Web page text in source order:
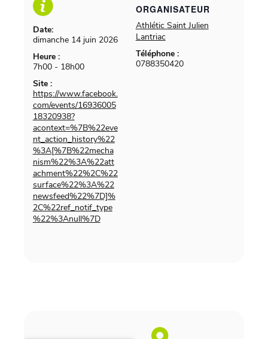
Date:
dimanche 14 juin 2026
Heure :
7h00 - 18h00
Site :
https://www.facebook.
com/events/16936005
18320938?
acontext=%7B%22eve
nt_action_history%22
%3A[%7B%22mecha
nism%22%3A%22att
achment%22%2C%22
surface%22%3A%22
newsfeed%22%7D]%
2C%22ref_notif_type
%22%3Anull%7D
ORGANISATEUR
Athlétic Saint Julien
Lantriac
Téléphone :
0788350420